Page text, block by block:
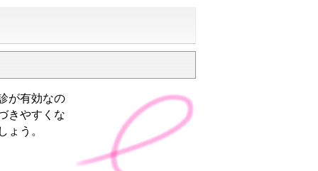
が有効なの
きやすくな
ょう。